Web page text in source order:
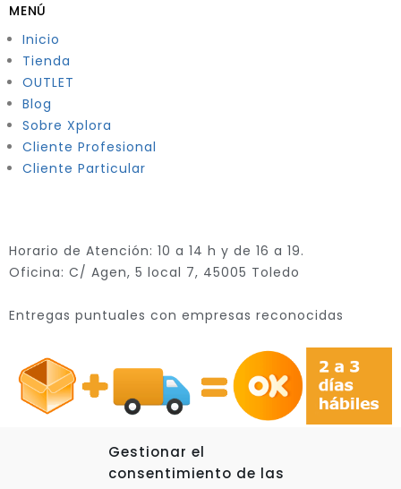
Gestionar el
consentimiento de las
MENÚ
Inicio
Tienda
OUTLET
Blog
Sobre Xplora
Cliente Profesional
Cliente Particular
Horario de Atención: 10 a 14 h y de 16 a 19.
Oficina: C/ Agen, 5 local 7, 45005 Toledo
Entregas puntuales con empresas reconocidas